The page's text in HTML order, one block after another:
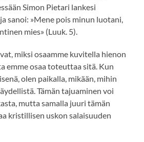
Simon Pietari lankesi
sanoi: »Mene pois minun luotani,
mies» (Luuk. 5).
miksi osaamme kuvitella hienon
emme osaa toteuttaa sitä. Kun
olen paikalla, mikään, mihin
Tämän tajuaminen voi
mutta samalla juuri tämän
kristillisen uskon salaisuuden